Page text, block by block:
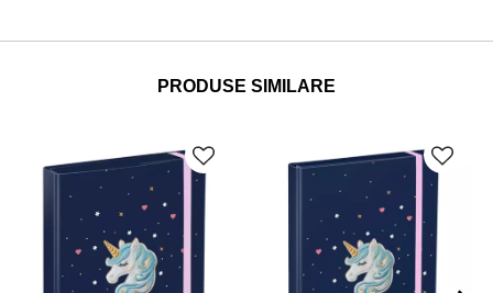
PRODUSE SIMILARE